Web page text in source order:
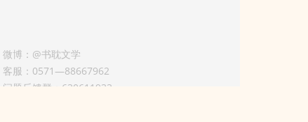
微博：@书耽文学
客服：0571—88667962
问题反馈群：630611933